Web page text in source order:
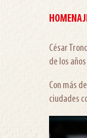
César
de los
Con más
ciudades